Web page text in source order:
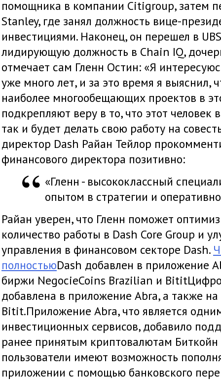
помощника в компании Citigroup, затем
Stanley, где занял должность вице-
инвестициями. Наконец, он перешел в
лидирующую должность в Chain IQ,
отмечает сам Гленн Остин: «Я
уже много лет, и за это время я выяснил,
наиболее многообещающих проектов в
подкрепляют веру в то, что этот человек
так и будет делать свою работу на
директор Dash Райан Тейлор
финансового директора позитивно:
«Гленн - высококлассный
опытом в стратегии и
Райан уверен, что Гленн поможет
количество работы в Dash Core Group и
управления в финансовом секторе Dash.
полностьюDash добавлен в приложение
биржи NegocieCoins Brazilian и
добавлена в приложение Abra, а также
Bitit.Приложение Abra, что является
инвестиционных сервисов, добавило
ранее принятым криптовалютам Биткойн
пользователи имеют возможность
приложении с помощью банковского